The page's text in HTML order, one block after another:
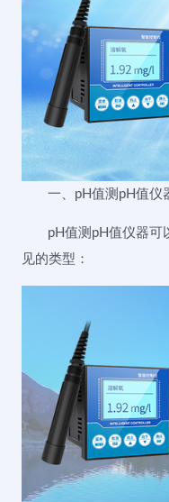
一、pH值测pH值仪
pH值测pH值仪器可
见的类型：